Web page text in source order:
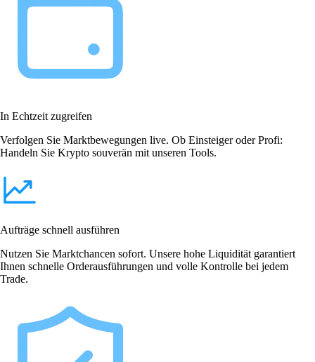
In Echtzeit zugreifen
Verfolgen Sie Marktbewegungen live. Ob Einsteiger oder Profi:
Handeln Sie Krypto souverän mit unseren Tools.
Aufträge schnell ausführen
Nutzen Sie Marktchancen sofort. Unsere hohe Liquidität garantiert
Ihnen schnelle Orderausführungen und volle Kontrolle bei jedem
Trade.